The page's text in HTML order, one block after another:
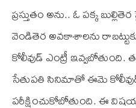
ప్రస్తుతం అను.. ఓ పక్క
వెండితెర అవకాశాలను
కోలీవుడ్ ఎంట్రీ
సేతుపతి సినిమాతో ఈమె
పరీక్షించుకోబోతుంది. ఈ